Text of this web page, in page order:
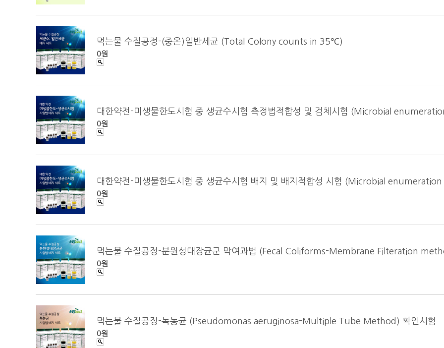
먹는물 수질공정-(중온)일반세균 (Total Colony counts in 35℃)
0원
대한약전-미생물한도시험 중 생균수시험 측정법적합성 및 검체시험 (Microbial
0원
대한약전-미생물한도시험 중 생균수시험 배지 및 배지적합성 시험 (Microbial
0원
먹는물 수질공정-분원성대장균군 막여과법 (Fecal Coliforms-Membrane Filteration
0원
먹는물 수질공정-녹농균 (Pseudomonas aeruginosa-Multiple Tube Method) 확인시험
0원